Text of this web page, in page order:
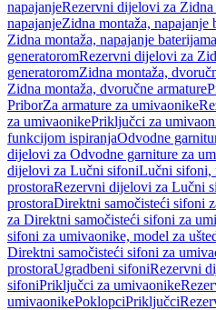
napajanjeRezervni dijelovi za Zidna
napajanjeZidna montaža, napajanje
Zidna montaža, napajanje baterijama
generatoromRezervni dijelovi za
generatoromZidna montaža,
Zidna montaža, dvoručne armature
PriborZa armature za umivaonike
za umivaonikePriključci za
funkcijom ispiranjaOdvodne
dijelovi za Odvodne garniture za
dijelovi za Lučni sifoniLučni sifoni,
prostoraRezervni dijelovi za Lučni
prostoraDirektni samočisteći sifoni
za Direktni samočisteći sifoni za
sifoni za umivaonike, model za
Direktni samočisteći sifoni za
prostoraUgradbeni sifoniRezervni
sifoniPriključci za umivaonike
umivaonikePoklopciPriključci